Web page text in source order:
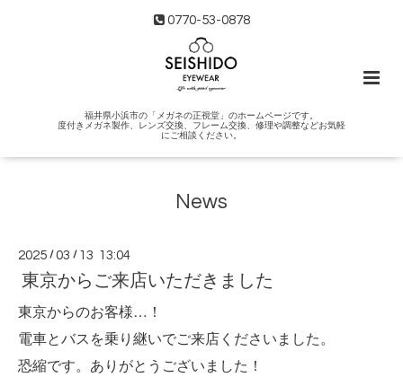
0770-53-0878
福井県小浜市の「メガネの正視堂」のホームページです。
度付きメガネ製作、レンズ交換、フレーム交換、修理や調整などお気軽
にご相談ください。
News
2025 /03 / 13 13:04
東京からご来店いただきました
東京からのお客様…！
電車とバスを乗り継いでご来店くださいました。
恐縮です。ありがとうございました！